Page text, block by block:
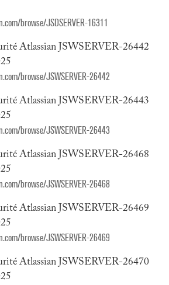
browse/JSDSERVER-16311
Atlassian JSWSERVER-26442
browse/JSWSERVER-26442
Atlassian JSWSERVER-26443
browse/JSWSERVER-26443
Atlassian JSWSERVER-26468
browse/JSWSERVER-26468
Atlassian JSWSERVER-26469
browse/JSWSERVER-26469
Atlassian JSWSERVER-26470